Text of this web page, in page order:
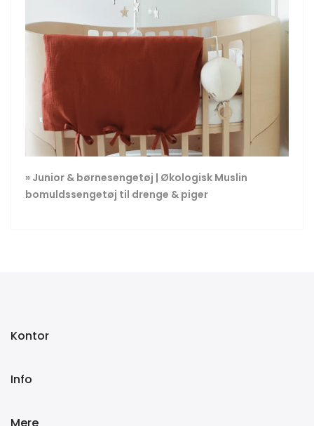
» Junior & børnesengetøj | Økologisk Muslin
bomuldssengetøj til drenge & piger
Kontor
Info